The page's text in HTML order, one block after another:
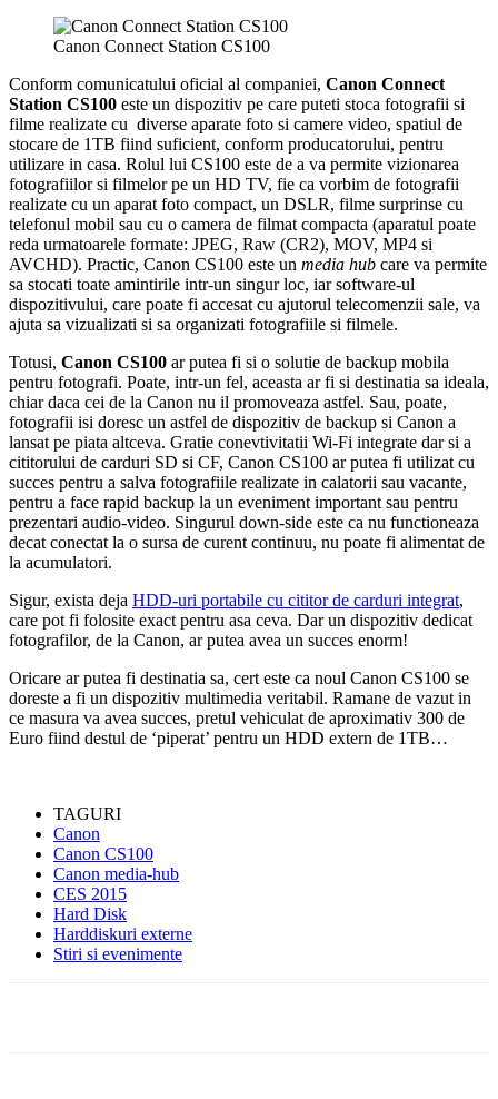
Canon Connect Station CS100
Conform comunicatului oficial al companiei, Canon Connect
Station CS100 este un dispozitiv pe care puteti stoca fotografii si
filme realizate cu diverse aparate foto si camere video, spatiul de
stocare de 1TB fiind suficient, conform producatorului, pentru
utilizare in casa. Rolul lui CS100 este de a va permite vizionarea
fotografiilor si filmelor pe un HD TV, fie ca vorbim de fotografii
realizate cu un aparat foto compact, un DSLR, filme surprinse cu
telefonul mobil sau cu o camera de filmat compacta (aparatul poate
reda urmatoarele formate: JPEG, Raw (CR2), MOV, MP4 si
AVCHD). Practic, Canon CS100 este un media hub care va permite
sa stocati toate amintirile intr-un singur loc, iar software-ul
dispozitivului, care poate fi accesat cu ajutorul telecomenzii sale, va
ajuta sa vizualizati si sa organizati fotografiile si filmele.
Totusi, Canon CS100 ar putea fi si o solutie de backup mobila
pentru fotografi. Poate, intr-un fel, aceasta ar fi si destinatia sa ideala,
chiar daca cei de la Canon nu il promoveaza astfel. Sau, poate,
fotografii isi doresc un astfel de dispozitiv de backup si Canon a
lansat pe piata altceva. Gratie conevtivitatii Wi-Fi integrate dar si a
cititorului de carduri SD si CF, Canon CS100 ar putea fi utilizat cu
succes pentru a salva fotografiile realizate in calatorii sau vacante,
pentru a face rapid backup la un eveniment important sau pentru
prezentari audio-video. Singurul down-side este ca nu functioneaza
decat conectat la o sursa de curent continuu, nu poate fi alimentat de
la acumulatori.
Sigur, exista deja HDD-uri portabile cu cititor de carduri integrat,
care pot fi folosite exact pentru asa ceva. Dar un dispozitiv dedicat
fotografilor, de la Canon, ar putea avea un succes enorm!
Oricare ar putea fi destinatia sa, cert este ca noul Canon CS100 se
doreste a fi un dispozitiv multimedia veritabil. Ramane de vazut in
ce masura va avea succes, pretul vehiculat de aproximativ 300 de
Euro fiind destul de ‘piperat’ pentru un HDD extern de 1TB…
TAGURI
Canon
Canon CS100
Canon media-hub
CES 2015
Hard Disk
Harddiskuri externe
Stiri si evenimente